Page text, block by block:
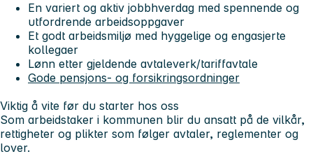
En variert og aktiv jobbhverdag med spennende og
utfordrende arbeidsoppgaver
Et godt arbeidsmiljø med hyggelige og engasjerte
kollegaer
Lønn etter gjeldende avtaleverk/tariffavtale
Gode pensjons- og forsikringsordninger
Viktig å vite før du starter hos oss
Som arbeidstaker i kommunen blir du ansatt på de vilkår,
rettigheter og plikter som følger avtaler, reglementer og
lover.